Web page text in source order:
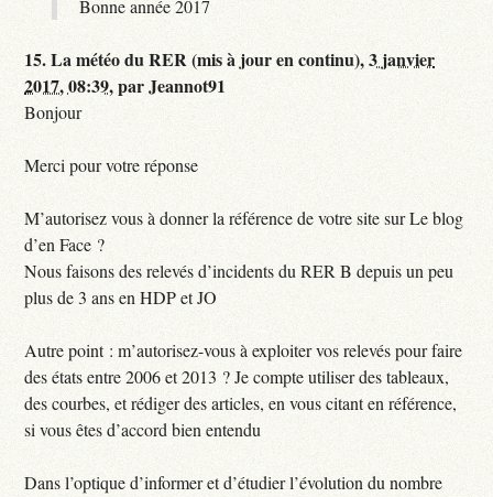
Bonne année 2017
15.La météo du RER (mis à jour en continu),3 janvier
2017, 08:39,parJeannot91
Bonjour
Merci pour votre réponse
M’autorisez vous à donner la référence de votre site sur Le blog
d’en Face ?
Nous faisons des relevés d’incidents du RER B depuis un peu
plus de 3 ans en HDP et JO
Autre point : m’autorisez-vous à exploiter vos relevés pour faire
des états entre 2006 et 2013 ? Je compte utiliser des tableaux,
des courbes, et rédiger des articles, en vous citant en référence,
si vous êtes d’accord bien entendu
Dans l’optique d’informer et d’étudier l’évolution du nombre